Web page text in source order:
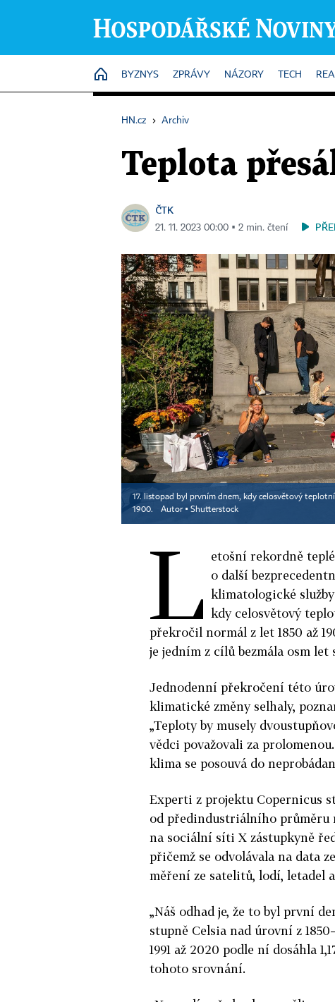
HOME
BYZNYS ZPRÁVY NÁZORY TECH
HN.cz › Archiv
Teplota
ČTK
21. 11. 2023 00:00 ▪ 2 min. čtení
17. listopad byl prvním dnem, kdy celosvětový
1900.
Autor ▪ Shutterstock
L etošní rekordně
o další
klimatologické
kdy celosvětový
překročil normál z let 1850 až
je jedním z cílů bezmála osm
Jednodenní překročení této
klimatické změny selhaly,
„Teploty by musely
vědci považovali za
klima se posouvá do
Experti z projektu Copernicus
od předindustriálního průměru
na sociální síti X zástupkyně
přičemž se odvolávala na data
měření ze satelitů, lodí, letadel
„Náš odhad je, že to byl první
stupně Celsia nad úrovní z
1991 až 2020 podle ní dosáhla
tohoto srovnání.